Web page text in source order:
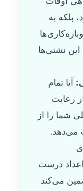
بلکه به
نشتی‌ها
آیا تمام
رعایت
شما را از
می‌دهد.
درست
می‌کند